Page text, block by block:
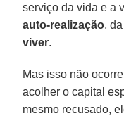
serviço da vida e a
auto-realização,
viver.
Mas isso não
acolher o capital
mesmo recusado,